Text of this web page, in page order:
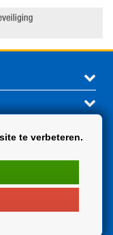
te verbeteren.